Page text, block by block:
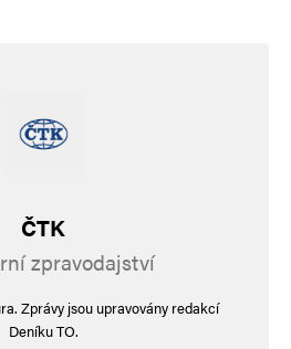
ČTK
zpravodajství
Zprávy jsou upravovány redakcí
Deníku TO.